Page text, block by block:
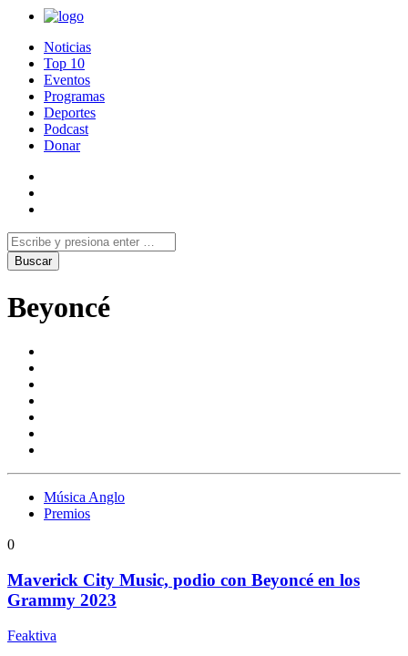
Noticias
Top 10
Eventos
Programas
Deportes
Podcast
Donar
Beyoncé
Música Anglo
Premios
0
Maverick City Music, podio con Beyoncé en los
Grammy 2023
Feaktiva